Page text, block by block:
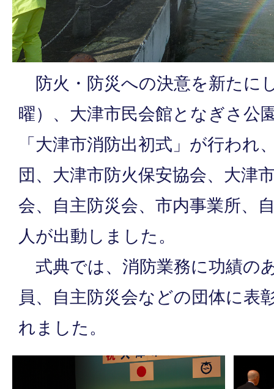
防火・防災への決意を新たに
曜）、大津市民会館となぎさ公
「大津市消防出初式」が行われ
団、大津市防火保安協会、大津
会、自主防災会、市内事業所、
人が出動しました。
式典では、消防業務に功績の
員、自主防災会などの団体に表
れました。